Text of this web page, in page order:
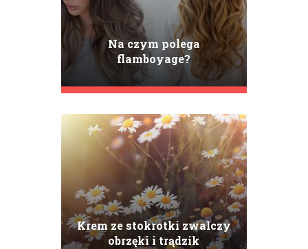
Na czym polega
flamboyage?
Krem ze stokrotki zwalczy
obrzęki i trądzik